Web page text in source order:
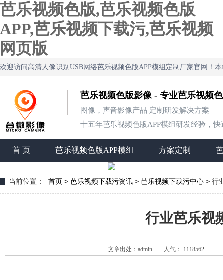
芭乐视频色版,芭乐视频色版
APP,芭乐视频下载污,芭乐视频
网页版
欢迎访问高清人像识别USB网络芭乐视频色版APP模组定制厂家官网！
芭乐视频色版影像 - 专业芭乐视频
图像，声音影像产品 定制研发解决方案
十五年芭乐视频色版APP模组研发经验，快速定
首 页 芭乐视频色版APP模组 方案定制
当前位置： 首页 > 芭乐视频下载污资讯 > 芭乐视频下载污中心 > 行
行业芭乐视
文章出处：admin 人气： 1118562